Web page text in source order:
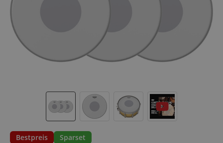
Bestpreis Sparset